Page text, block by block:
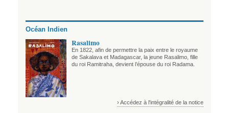
Océan Indien
Rasalimo
En 1822, afin de permettre la paix entre le royaume
de Sakalava et Madagascar, la jeune Rasalimo, fille
du roi Ramitraha, devient l’épouse du roi Radama.
› Accédez à l'intégralité de la notice